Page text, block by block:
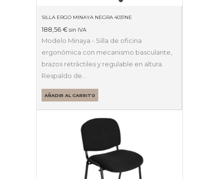
SILLA ERGO MINAYA NEGRA 4031NE
188,56 € sin IVA
Modelo Minaya - Silla de oficina
ergonómica con mecanismo basculante,
brazos retráctiles y regulable en altura.
Respaldo de…
AÑADIR AL CARRITO